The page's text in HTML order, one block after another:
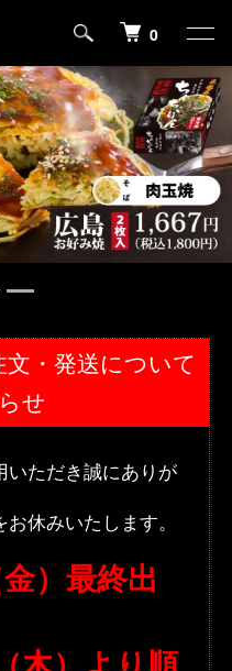
0
・発送について
せ
いただき誠にありが
休みいたします。
）最終出